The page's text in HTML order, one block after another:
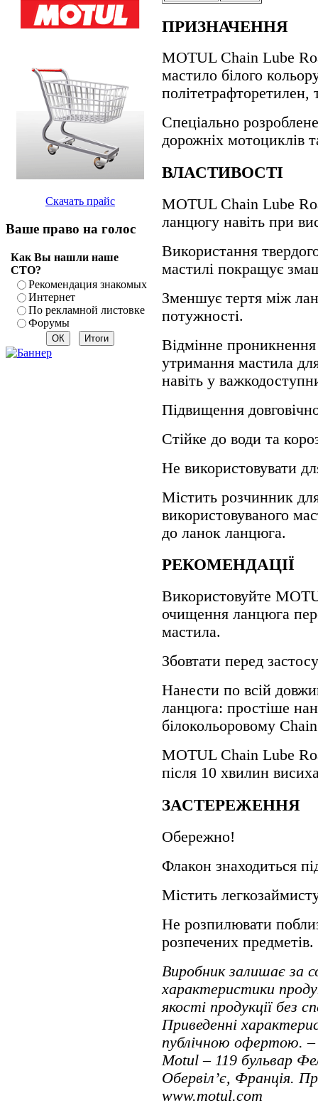
Скачать прайс
Ваше право на голос
Как Вы нашли наше
СТО?
Рекомендация знакомых
Интернет
По рекламной листовке
Форумы
ПРИЗНАЧЕННЯ
MOTUL Chain Lube
мастило білого
політетрафторетилен,
Спеціально
дорожніх мотоциклів
ВЛАСТИВОСТІ
MOTUL Chain Lube
ланцюгу навіть при
Використання
мастилі покращує
Зменшує тертя між
потужності.
Відмінне
утримання мастила
навіть у
Підвищення
Стійке до води та
Не використовувати
Містить розчинник
використовуваного
до ланок ланцюга.
РЕКОМЕНДАЦІЇ
Використовуйте
очищення ланцюга
мастила.
Збовтати перед
Нанести по всій
ланцюга: простіше
білокольоровому
MOTUL Chain Lube
після 10 хвилин
ЗАСТЕРЕЖЕННЯ
Обережно!
Флакон знаходиться
Містить
Не розпилювати
розпечених предметів.
Виробник залишає за
характеристики
якості продукції без
Приведенні
публічною офертою. –
Motul – 119 бульвар
Обервіл’є, Франція.
www.motul.com